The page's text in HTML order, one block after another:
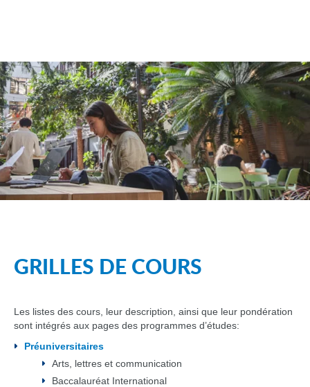
GRILLES DE COURS
Les listes des cours, leur description, ainsi que leur pondération
sont intégrés aux pages des programmes d’études:
Préuniversitaires
Arts, lettres et communication
Baccalauréat International